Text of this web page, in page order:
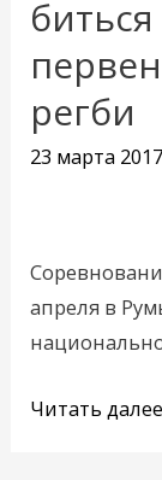
регби
23 марта 2017
апреля в
будет
биться
за
честь
России
Европы
по
регби
Читать